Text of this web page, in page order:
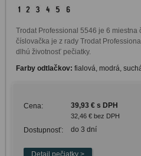
Trodat Professional 5546 je 6 miestna
číslovačka je z rady Trodat
dlhú životnosť pečiatky.
Farby odtlačkov: fialová, modrá,
Cena: 39,93 € s DPH
32,46 € bez DPH
Dostupnosť: do 3 dní